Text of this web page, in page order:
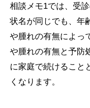
相談メモ1では、受
状名が同じでも、年
や腫れの有無によっ
や腫れの有無と予防
に家庭で続けること
くなります。